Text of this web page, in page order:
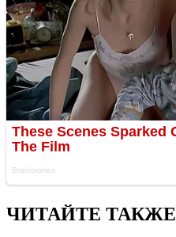
ЧИТАЙТЕ ТАКЖЕ